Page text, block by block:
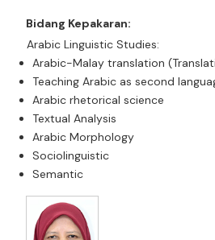
Bidang Kepakaran:
Arabic Linguistic Studies:
Arabic-Malay translation
Teaching Arabic as second
Arabic rhetorical science
Textual Analysis
Arabic Morphology
Sociolinguistic
Semantic